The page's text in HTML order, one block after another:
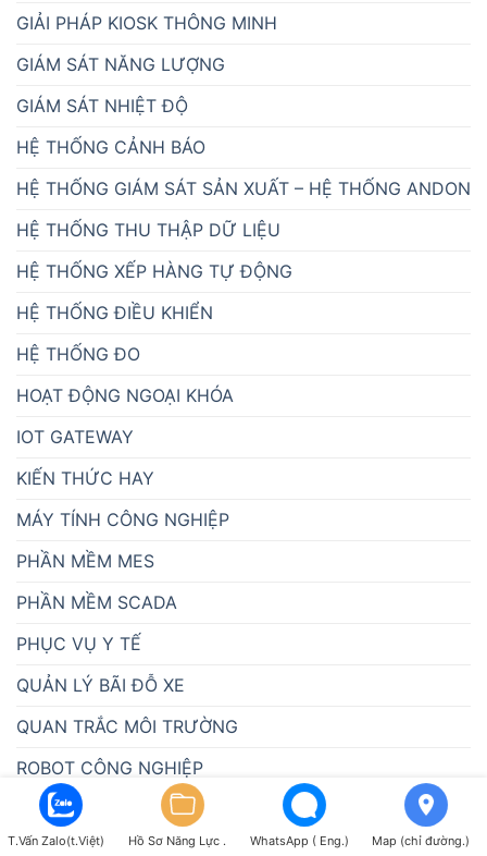
GIẢI PHÁP KIOSK THÔNG MINH
GIÁM SÁT NĂNG LƯỢNG
GIÁM SÁT NHIỆT ĐỘ
HỆ THỐNG CẢNH BÁO
HỆ THỐNG GIÁM SÁT SẢN XUẤT – HỆ THỐNG ANDON
HỆ THỐNG THU THẬP DỮ LIỆU
HỆ THỐNG XẾP HÀNG TỰ ĐỘNG
HỆ THỐNG ĐIỀU KHIỂN
HỆ THỐNG ĐO
HOẠT ĐỘNG NGOẠI KHÓA
IOT GATEWAY
KIẾN THỨC HAY
MÁY TÍNH CÔNG NGHIỆP
PHẦN MỀM MES
PHẦN MỀM SCADA
PHỤC VỤ Y TẾ
QUẢN LÝ BÃI ĐỖ XE
QUAN TRẮC MÔI TRƯỜNG
ROBOT CÔNG NGHIỆP
THIẾT BỊ GIÁM SÁT
THIẾT BỊ NGÀNH NƯỚC
T.Vấn Zalo(t.Việt) Hồ Sơ Năng Lực . WhatsApp ( Eng.) Map (chỉ đường.)